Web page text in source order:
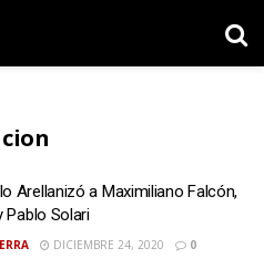
Arellanizó a Maximiliano Falcón,
Pablo Solari
DICIEMBRE 24, 2020 0